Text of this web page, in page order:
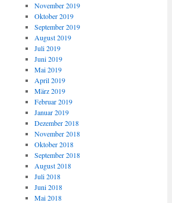
November 2019
Oktober 2019
September 2019
August 2019
Juli 2019
Juni 2019
Mai 2019
April 2019
März 2019
Februar 2019
Januar 2019
Dezember 2018
November 2018
Oktober 2018
September 2018
August 2018
Juli 2018
Juni 2018
Mai 2018